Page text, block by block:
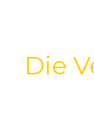
Die